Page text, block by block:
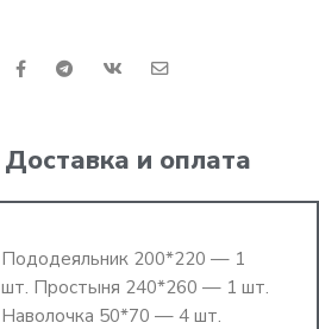
Доставка и оплата
Пододеяльник 200*220 — 1
шт. Простыня 240*260 — 1 шт.
Наволочка 50*70 — 4 шт.